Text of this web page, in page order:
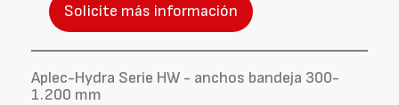
Solicite más información
Aplec-Hydra Serie HW - anchos bandeja 300-
1.200 mm